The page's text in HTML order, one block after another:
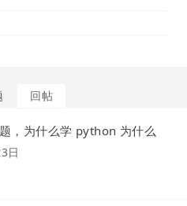
回帖
，为什么学 python 为什么
日